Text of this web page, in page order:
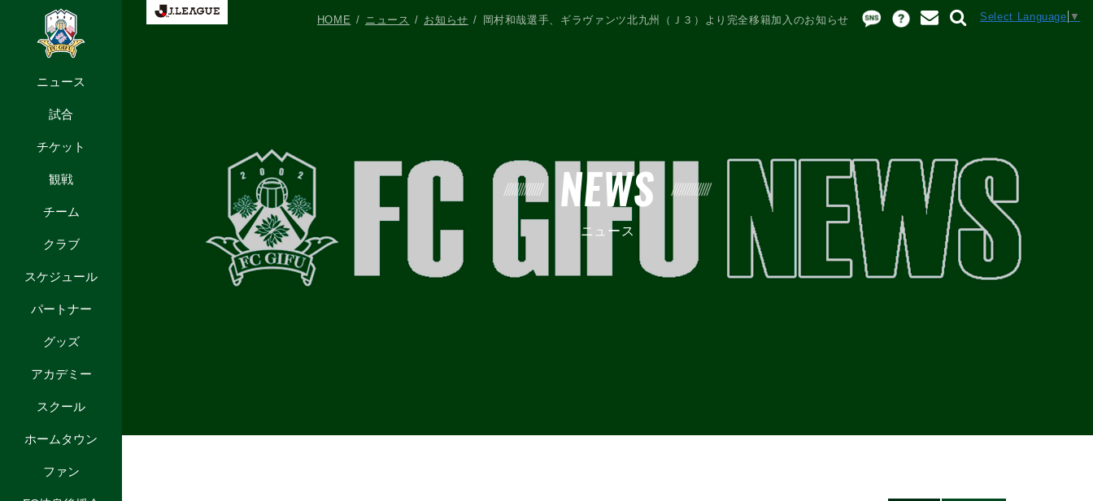
ニュース
試合
チケット
観戦
チーム
クラブ
スケジュール
パートナー
グッズ
アカデミー
スクール
ホームタウン
ファン
Select Language ▼
NEWS
ニュース
HOME ニュース お知らせ 岡村和哉選手、ギラヴァンツ北九州（Ｊ３）より完全移籍加入のお知らせ